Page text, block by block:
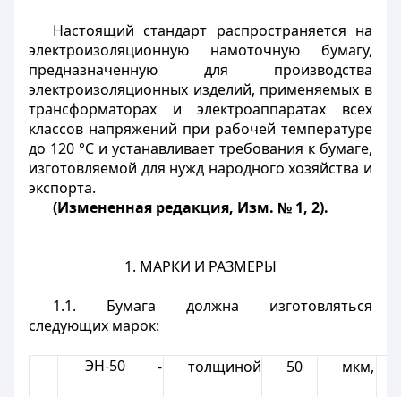
Настоящий стандарт распространяется на
электроизоляционную намоточную бумагу,
предназначенную для производства
электроизоляционных изделий, применяемых в
трансформаторах и электроаппаратах всех
классов напряжений при рабочей температуре
до 120 °С и устанавливает требования к бумаге,
изготовляемой для нужд народного хозяйства и
экспорта.
(Измененная редакция, Изм. № 1, 2).
1. МАРКИ И РАЗМЕРЫ
1.1. Бумага должна изготовляться
следующих марок:
ЭН-50 - толщиной 50 мкм,